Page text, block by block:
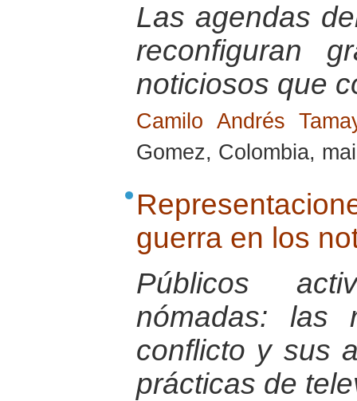
Las agendas
reconfiguran
noticiosos que
Camilo Andrés
Gomez, Colombia,
guerra en los
Públicos
nómadas: las
conflicto y sus
prácticas de